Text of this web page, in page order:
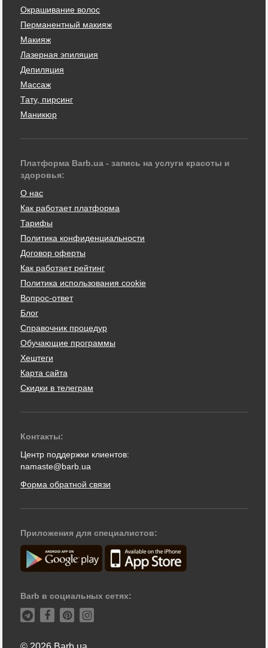
Окрашивание волос
Перманентный макияж
Макияж
Лазерная эпиляция
Депиляция
Массаж
Тату, пирсинг
Маникюр
Платформа Barb.ua - запись на услуги красоты и
здоровья:
О нас
Как работает платформа
Тарифы
Политика конфиденциальности
Договор оферты
Как работает рейтинг
Политика использования cookie
Вопрос-ответ
Блог
Справочник процедур
Обучающие программы
Хештеги
Карта сайта
Скидки в телеграм
Контакты:
Центр поддержки клиентов:
namaste@barb.ua
Форма обратной связи
Приложения для специалистов:
Barb в социальных сетях: